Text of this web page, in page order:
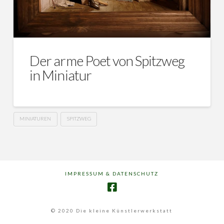
Der arme Poet von Spitzweg
in Miniatur
MINIATUREN SPITZWEG
IMPRESSUM & DATENSCHUTZ
© 2020 Die kleine Künstlerwerkstatt